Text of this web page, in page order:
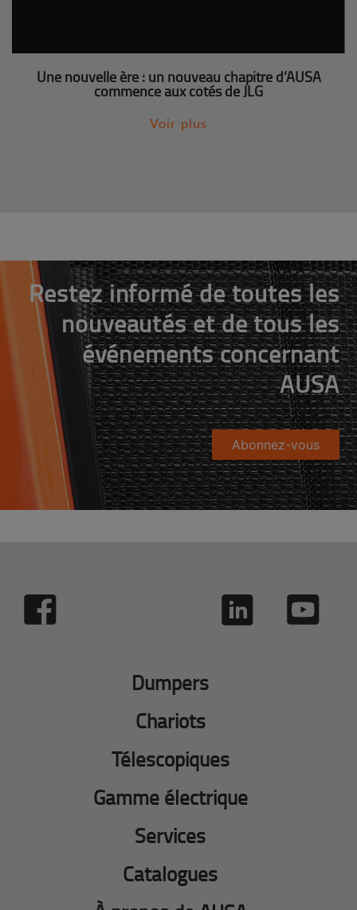
Une nouvelle ère : un nouveau chapitre d’AUSA
commence aux côtés de JLG
Voir plus
Restez informé de toutes les
nouveautés et de tous les
événements concernant
AUSA
Abonnez-vous
Dumpers
Chariots
Télescopiques
Gamme électrique
Services
Catalogues